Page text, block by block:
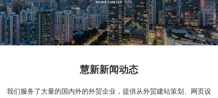
慧新新闻动态
我们服务了大量的国内外的外贸企业，提供从外贸建站策划、网页设